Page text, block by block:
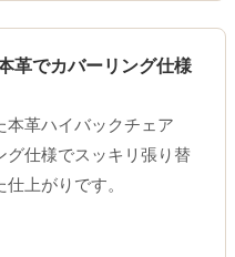
革でカバーリング仕様
本革ハイバックチェア
グ仕様でスッキリ張り替
上がりです。